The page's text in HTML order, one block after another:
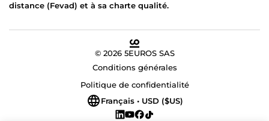
distance (Fevad) et à sa charte qualité.
© 2026 5EUROS SAS
Conditions générales
Politique de confidentialité
Français • USD ($US)